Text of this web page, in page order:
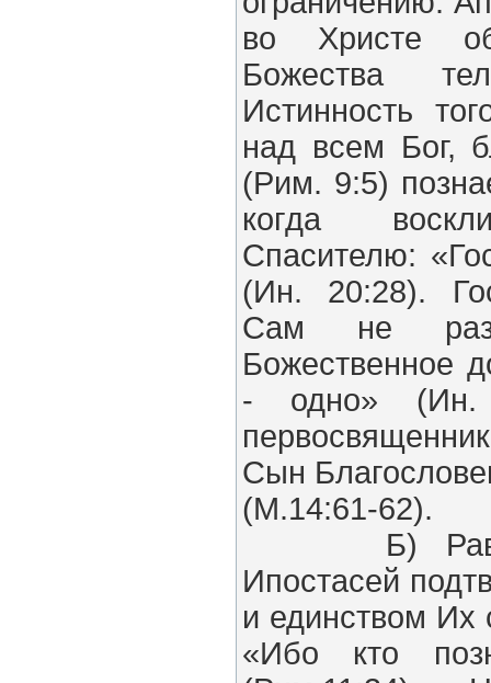
во Христе
Божества
Истинность
над всем Бог,
(Рим. 9:5)
когда
Спасителю:
(Ин. 20:28).
Сам не раз
Божественное
- одно» (Ин.
Сын
(М.14:61-62).
Б)
Ипостасей
и единством Их
«Ибо кто